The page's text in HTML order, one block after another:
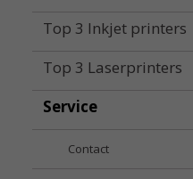
Top 3 Inkjet printers
Top 3 Laserprinters
Service
Contact